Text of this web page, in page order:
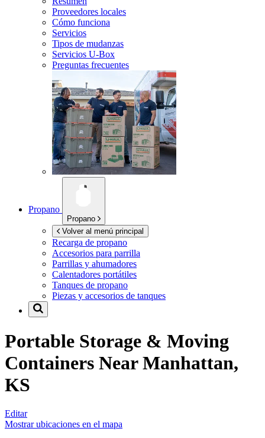
Proveedores locales
Cómo funciona
Servicios
Tipos de mudanzas
Servicios U-Box
Preguntas frecuentes
Propano
Propano
Volver al menú principal
Recarga de propano
Accesorios para parrilla
Parrillas y ahumadores
Calentadores portátiles
Tanques de propano
Piezas y accesorios de tanques
Portable Storage & Moving
Containers NearManhattan,
KS
Editar
Mostrar ubicaciones en el mapa